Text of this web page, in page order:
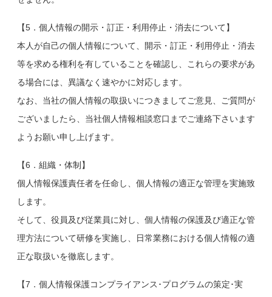
【5．個人情報の開示・訂正・利用停止・消去について】
本人が自己の個人情報について、開示・訂正・利用停止・消去
等を求める権利を有していることを確認し、これらの要求があ
る場合には、異議なく速やかに対応します。
なお、当社の個人情報の取扱いにつきましてご意見、ご質問が
ございましたら、当社個人情報相談窓口までご連絡下さいます
ようお願い申し上げます。
【6．組織・体制】
個人情報保護責任者を任命し、個人情報の適正な管理を実施致
します。
そして、役員及び従業員に対し、個人情報の保護及び適正な管
理方法について研修を実施し、日常業務における個人情報の適
正な取扱いを徹底します。
【7．個人情報保護コンプライアンス･プログラムの策定･実